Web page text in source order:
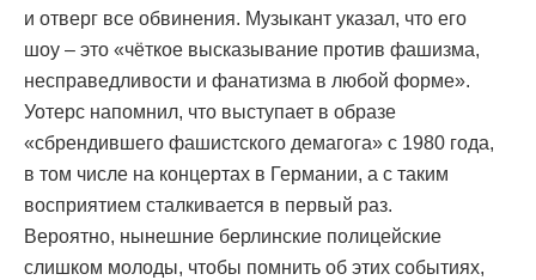
и отверг все обвинения. Музыкант указал, что его
шоу – это «чёткое высказывание против фашизма,
несправедливости и фанатизма в любой форме».
Уотерс напомнил, что выступает в образе
«сбрендившего фашистского демагога» с 1980 года,
в том числе на концертах в Германии, а с таким
восприятием сталкивается в первый раз.
Вероятно, нынешние берлинские полицейские
слишком молоды, чтобы помнить об этих событиях,